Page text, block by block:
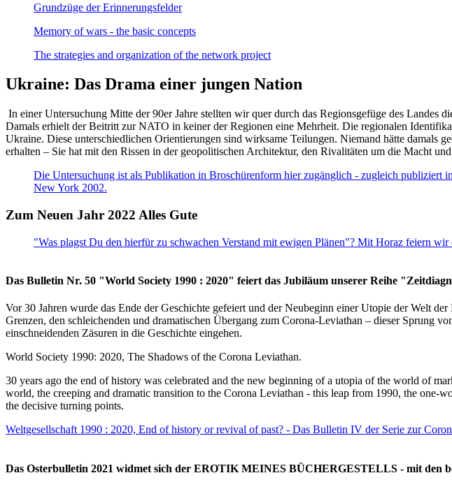
Grundzüge der Erinnerungsfelder
Memory of wars - the basic concepts
The strategies and organization of the network project
Ukraine: Das Drama einer jungen Nation
In einer Untersuchung Mitte der 90er Jahre stellten wir quer durch das Regionsgefüge des Landes
Damals erhielt der Beitritt zur NATO in keiner der Regionen eine Mehrheit. Die regionalen
Ukraine. Diese unterschiedlichen Orientierungen sind wirksame Teilungen. Niemand hätte damals
erhalten – Sie hat mit den Rissen in der geopolitischen Architektur, den Rivalitäten um die Macht
Die Untersuchung ist als Publikation in Broschürenform hier zugänglich - zugleich
New York 2002.
Zum Neuen Jahr 2022 Alles Gute
"Was plagst Du den hierfür zu schwachen Verstand mit ewigen Plänen"? Mit Horaz feiern
Das Bulletin Nr. 50 "World Society 1990 : 2020" feiert das Jubiläum unserer Reihe
Vor 30 Jahren wurde das Ende der Geschichte gefeiert und der Neubeginn einer Utopie der Welt
Grenzen, den schleichenden und dramatischen Übergang zum Corona-Leviathan – dieser Sprung
einschneidenden Zäsuren in die Geschichte eingehen.
World Society 1990: 2020, The Shadows of the Corona Leviathan.
30 years ago the end of history was celebrated and the new beginning of a utopia of the world of
world, the creeping and dramatic transition to the Corona Leviathan - this leap from 1990, the one-
the decisive turning points.
Weltgesellschaft 1990 : 2020, End of history or revival of past? - Das Bulletin IV der Serie zur
Das Osterbulletin 2021 widmet sich der EROTIK MEINES BÜCHERGESTELLS - mit den